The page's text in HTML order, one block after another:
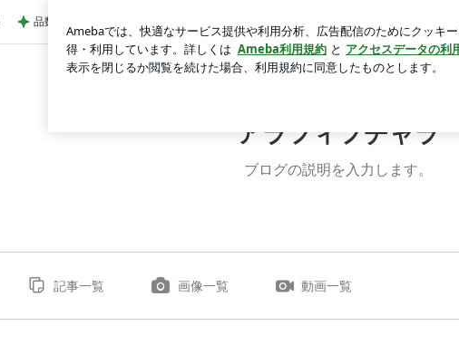
品数豊富で旨かった日替りランチ
アラフィフチャラ
ブログの説明を入力します。
記事一覧 画像一覧 動画一覧